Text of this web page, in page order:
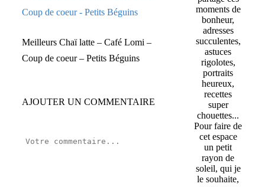
Meilleurs Chaï latte – Café Lomi –
Coup de coeur – Petits Béguins
AJOUTER UN COMMENTAIRE
moments de
bonheur,
adresses
succulentes,
astuces
rigolotes,
portraits
heureux,
recettes
super
chouettes...
Pour faire de
cet espace
un petit
rayon de
soleil, qui je
le souhaite,